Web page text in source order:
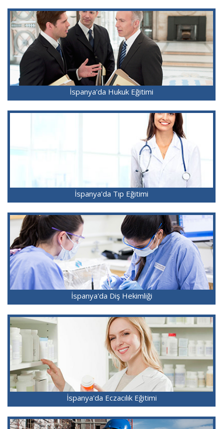
İspanya'da Hukuk Eğitimi
İspanya'da Tıp Eğitimi
İspanya'da Diş Hekimliği
İspanya'da Eczacılık Eğitimi